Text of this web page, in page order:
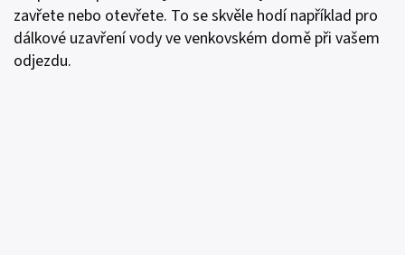
zavřete nebo otevřete. To se skvěle hodí například pro
dálkové uzavření vody ve venkovském domě při vašem
odjezdu.